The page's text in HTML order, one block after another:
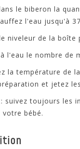
le biberon la
l'eau jusqu'à
niveleur de la boîte
l'eau le nombre de
la température de
et jetez
: suivez toujours les
votre bébé.